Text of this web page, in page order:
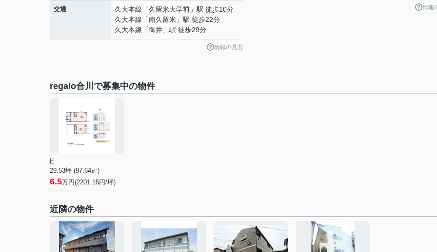
交通 久大本線 「久留米大学前 」駅 徒歩10分
久大本線 「南久留米 」駅 徒歩22分
久大本線 「御井 」駅 徒歩29分
情報の見方
情報
regalo合川で募集中の物件
E
29.53坪 (97.64㎡)
6.5万円(2201.15円/坪)
近隣の物件